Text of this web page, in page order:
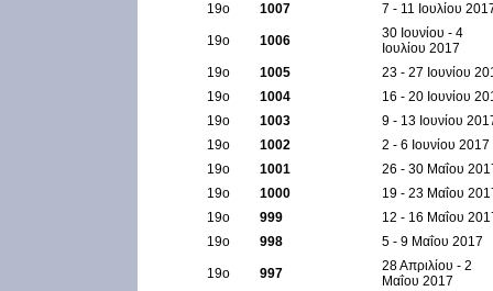
19ο
1007 7 - 11 Ιουλίου
19ο 1006
30 Ιουνίου - 4
Ιουλίου 2017
19ο
1005
23 - 27 Ιουνίου
19ο
1004
16 - 20 Ιουνίου
19ο
1003
9 - 13 Ιουνίου
19ο
1002
2 - 6 Ιουνίου 2017
19ο
1001
26 - 30 Μαΐου
19ο
1000
19 - 23 Μαΐου
19ο
999
12 - 16 Μαΐου
19ο
998 5 - 9 Μαΐου 2017
19ο 997
28 Απριλίου - 2
Μαΐου 2017